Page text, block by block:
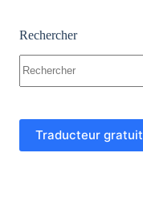
Rechercher
résultat
Traducteur gratuit